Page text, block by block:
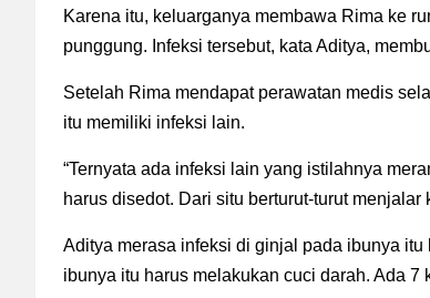
Karena itu, keluarganya membawa Rima ke
punggung. Infeksi tersebut, kata Aditya,
Setelah Rima mendapat perawatan medis
itu memiliki infeksi lain.
“Ternyata ada infeksi lain yang istilahnya
harus disedot. Dari situ berturut-turut menjalar
Aditya merasa infeksi di ginjal pada ibunya
ibunya itu harus melakukan cuci darah. Ada 7